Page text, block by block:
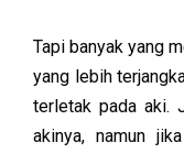
Tapi banyak yang
yang lebih
terletak pada aki.
akinya, namun